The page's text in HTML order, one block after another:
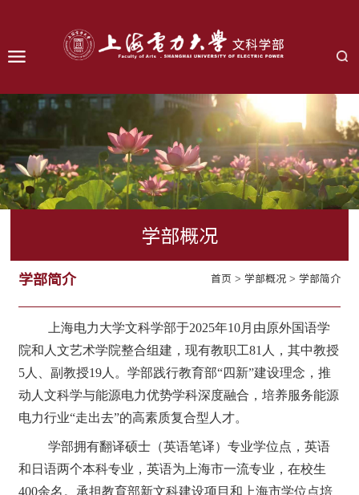
学部概况
首页 > 学部概况 > 学部简介
学部简介
上海电力大学文科学部于2025年10月由原外国语学
院和人文艺术学院整合组建，现有教职工81人，其中教授
5人、副教授19人。学部践行教育部“四新”建设理念，推
动人文科学与能源电力优势学科深度融合，培养服务能源
电力行业“走出去”的高素质复合型人才。
学部拥有翻译硕士（英语笔译）专业学位点，英语
和日语两个本科专业，英语为上海市一流专业，在校生
400余名。承担教育部新文科建设项目和上海市学位点培